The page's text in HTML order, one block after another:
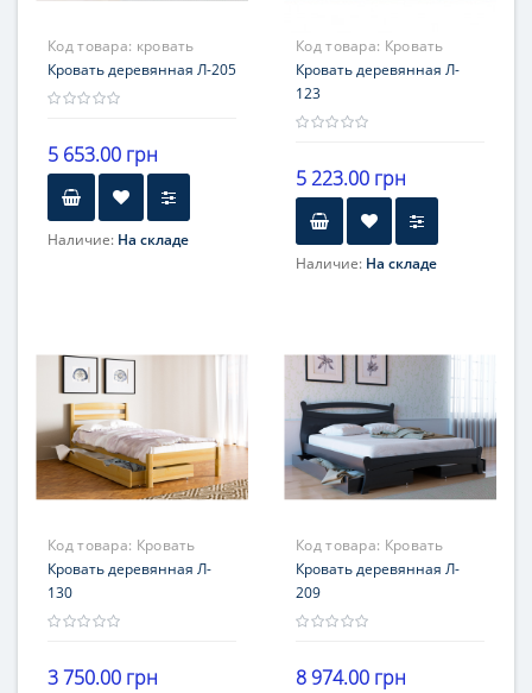
Код товара: кровать
Л-205
Кровать деревянная Л-205
5 653.00 грн
Наличие: На складе
Код товара: Кровать
деревянная Л- 123
Кровать деревянная Л-
123
5 223.00 грн
Наличие: На складе
Код товара: Кровать
деревянная Л- 130
Кровать деревянная Л-
130
3 750.00 грн
Код товара: Кровать
деревянная Л- 209
Кровать деревянная Л-
209
8 974.00 грн